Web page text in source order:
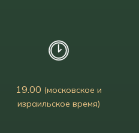
19.00 (московское и
израильское время)